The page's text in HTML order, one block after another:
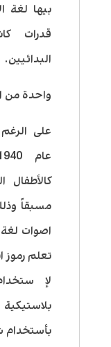
بيها لغة
قدرات
البدائيين.
واحدة من
على
كالأطفال
مسبقاً
اصوات لغة
تعلم رموز
بأستخدام